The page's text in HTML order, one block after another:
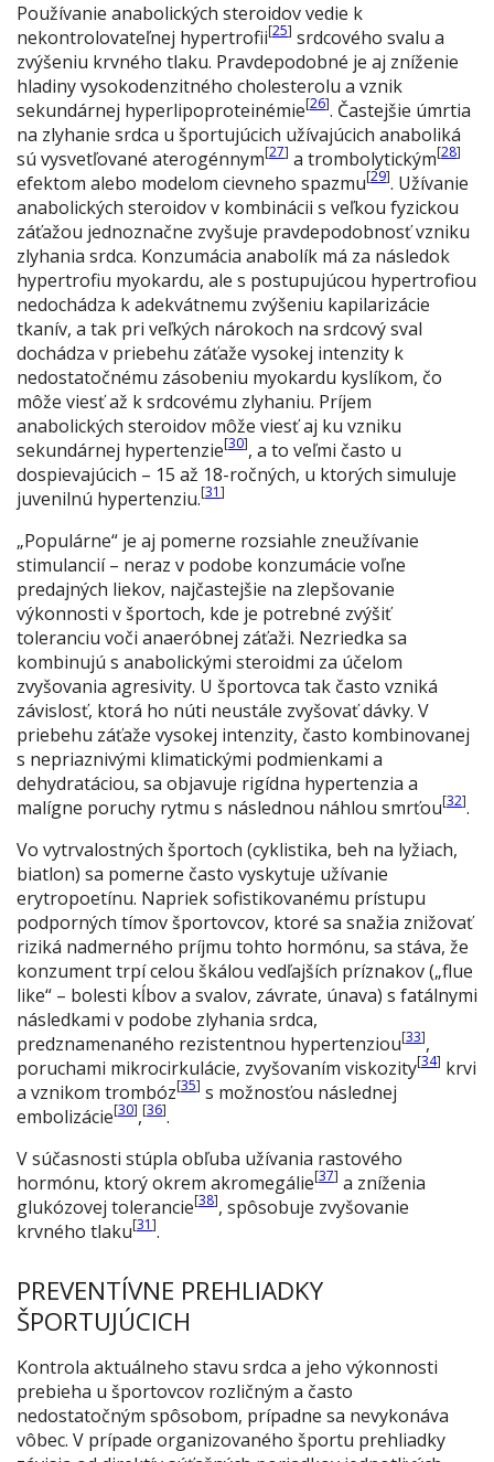
Používanie anabolických steroidov vedie k
nekontrolovateľnej hypertrofii[25] srdcového svalu a
zvýšeniu krvného tlaku. Pravdepodobné je aj zníženie
hladiny vysokodenzitného cholesterolu a vznik
sekundárnej hyperlipoproteinémie[26]. Častejšie úmrtia
na zlyhanie srdca u športujúcich užívajúcich anaboliká
sú vysvetľované aterogénnym[27] a trombolytickým[28]
efektom alebo modelom cievneho spazmu[29]. Užívanie
anabolických steroidov v kombinácii s veľkou fyzickou
záťažou jednoznačne zvyšuje pravdepodobnosť vzniku
zlyhania srdca. Konzumácia anabolík má za následok
hypertrofiu myokardu, ale s postupujúcou hypertrofiou
nedochádza k adekvátnemu zvýšeniu kapilarizácie
tkanív, a tak pri veľkých nárokoch na srdcový sval
dochádza v priebehu záťaže vysokej intenzity k
nedostatočnému zásobeniu myokardu kyslíkom, čo
môže viesť až k srdcovému zlyhaniu. Príjem
anabolických steroidov môže viesť aj ku vzniku
sekundárnej hypertenzie[30], a to veľmi často u
dospievajúcich – 15 až 18-ročných, u ktorých simuluje
juvenilnú hypertenziu.[31]
„Populárne“ je aj pomerne rozsiahle zneužívanie
stimulancií – neraz v podobe konzumácie voľne
predajných liekov, najčastejšie na zlepšovanie
výkonnosti v športoch, kde je potrebné zvýšiť
toleranciu voči anaeróbnej záťaži. Nezriedka sa
kombinujú s anabolickými steroidmi za účelom
zvyšovania agresivity. U športovca tak často vzniká
závislosť, ktorá ho núti neustále zvyšovať dávky. V
priebehu záťaže vysokej intenzity, často kombinovanej
s nepriaznivými klimatickými podmienkami a
dehydratáciou, sa objavuje rigídna hypertenzia a
malígne poruchy rytmu s následnou náhlou smrťou[32].
Vo vytrvalostných športoch (cyklistika, beh na lyžiach,
biatlon) sa pomerne často vyskytuje užívanie
erytropoetínu. Napriek sofistikovanému prístupu
podporných tímov športovcov, ktoré sa snažia znižovať
riziká nadmerného príjmu tohto hormónu, sa stáva, že
konzument trpí celou škálou vedľajších príznakov („flue
like“ – bolesti kĺbov a svalov, závrate, únava) s fatálnymi
následkami v podobe zlyhania srdca,
predznamenaného rezistentnou hypertenziou[33],
poruchami mikrocirkulácie, zvyšovaním viskozity[34] krvi
a vznikom trombóz[35] s možnosťou následnej
embolizácie[30],[36].
V súčasnosti stúpla obľuba užívania rastového
hormónu, ktorý okrem akromegálie[37] a zníženia
glukózovej tolerancie[38], spôsobuje zvyšovanie
krvného tlaku[31].
PREVENTÍVNE PREHLIADKY
ŠPORTUJÚCICH
Kontrola aktuálneho stavu srdca a jeho výkonnosti
prebieha u športovcov rozličným a často
nedostatočným spôsobom, prípadne sa nevykonáva
vôbec. V prípade organizovaného športu prehliadky